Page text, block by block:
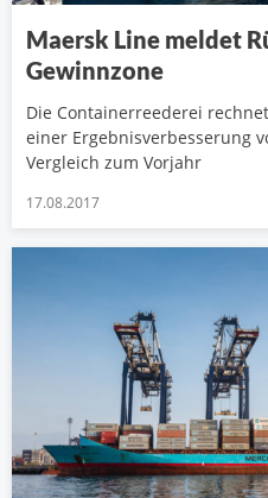
Maersk Line meldet
Gewinnzone
Die Containerreederei
einer Ergebnisverbesserung
Vergleich zum Vorjahr
17.08.2017